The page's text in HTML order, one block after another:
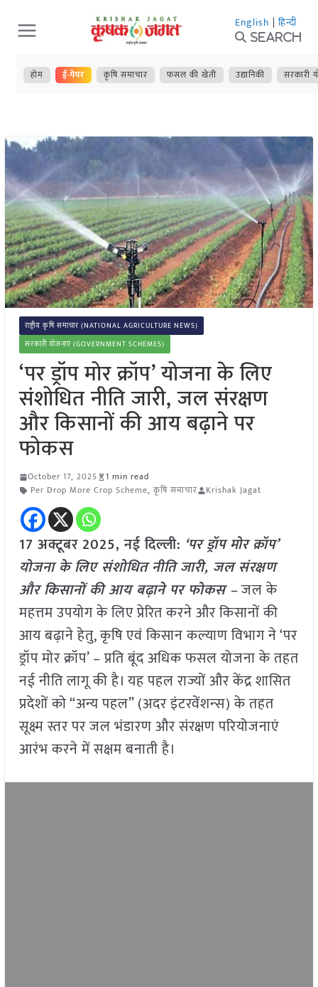
Skip
to
content
English | हिन्दी
Search
होम ई-पेपर कृषि समाचार फसल की खेती उद्यानिकी सरकारी
राष्ट्रीय कृषि समाचार (NATIONAL AGRICULTURE NEWS)
सरकारी योजनाएं (GOVERNMENT SCHEMES)
‘पर ड्रॉप मोर क्रॉप’ योजना के लिए
संशोधित नीति जारी, जल संरक्षण
और किसानों की आय बढ़ाने पर
फोकस
October 17, 2025
1 min read
Per Drop More Crop Scheme, कृषि समाचार Krishak Jagat
17 अक्टूबर 2025, नई दिल्ली: ‘पर ड्रॉप मोर क्रॉप’
योजना के लिए संशोधित नीति जारी, जल संरक्षण
और किसानों की आय बढ़ाने पर फोकस –जल के
महत्तम उपयोग के लिए प्रेरित करने और किसानों की
आय बढ़ाने हेतु, कृषि एवं किसान कल्याण विभाग ने ‘पर
ड्रॉप मोर क्रॉप’ – प्रति बूंद अधिक फसल योजना के तहत
नई नीति लागू की है। यह पहल राज्यों और केंद्र शासित
प्रदेशों को “अन्य पहल” (अदर इंटरवेंशन्‍स) के तहत
सूक्ष्म स्तर पर जल भंडारण और संरक्षण परियोजनाएं
आरंभ करने में सक्षम बनाती है।